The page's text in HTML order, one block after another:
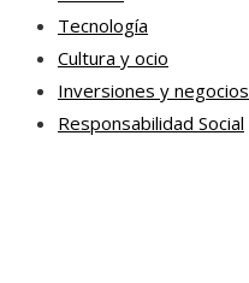
Tecnología
Cultura y ocio
Inversiones y negocios
Responsabilidad Social